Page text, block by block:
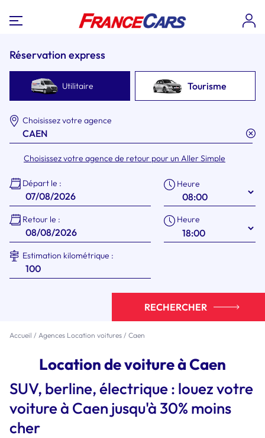
Réservation express
Utilitaire Tourisme
Choisissez votre agence
Choisissez votre agence de retour pour un Aller Simple
Départ le : Heure
Retour le : Heure
Estimation kilométrique :
RECHERCHER
Accueil / Agences Location voitures / Caen
Location de voiture à Caen
SUV, berline, électrique : louez votre
voiture à Caen jusqu'à 30% moins
cher